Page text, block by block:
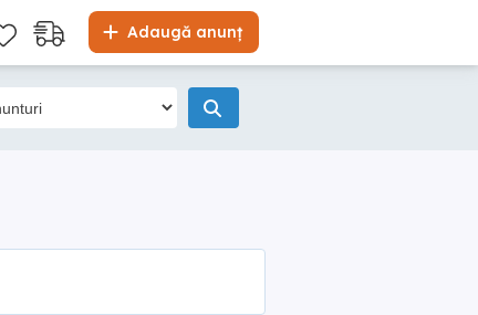
Adaugă anunț